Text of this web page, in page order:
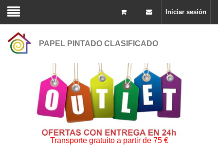
Iniciar sesión
PAPEL PINTADO CLASIFICADO
Transporte gratuito a partir de 75 €